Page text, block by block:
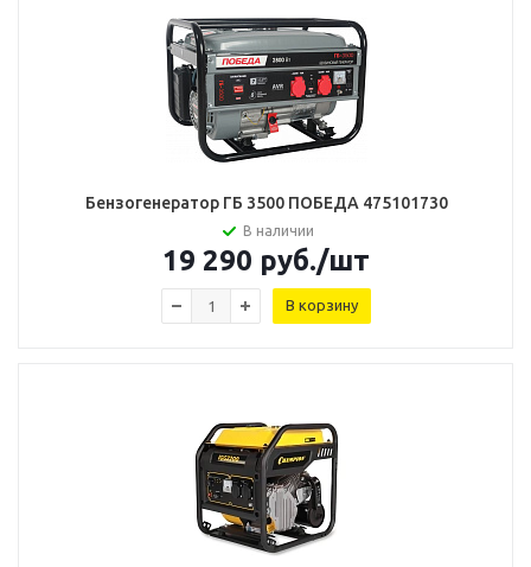
Бензогенератор ГБ 3500 ПОБЕДА 475101730
В наличии
19 290 руб./шт
В корзину